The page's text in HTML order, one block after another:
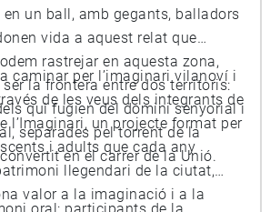
un ball, amb gegants, balladors
vida a aquest relat que
rastrejar en aquesta zona,
la frontera entre dos territoris:
qui fugien del domini senyorial i
separades pel torrent de la
en el carrer de la Unió.
caminar per l’imaginari vilanoví i
de les veus dels integrants de
l’Imaginari, un projecte format per
i adults que cada any
llegendari de la ciutat,
valor a la imaginació i a la